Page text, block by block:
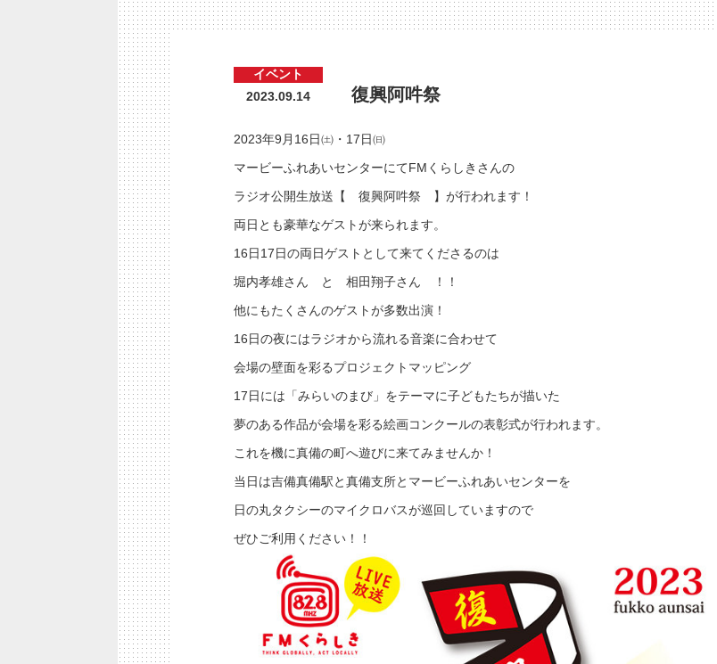
イベント
2023.09.14
復興阿吽祭
2023年9月16日㈯・17日㈰
マービーふれあいセンターにてFMくらしきさんの
ラジオ公開生放送【 復興阿吽祭 】が行われます！
両日とも豪華なゲストが来られます。
16日17日の両日ゲストとして来てくださるのは
堀内孝雄さん と 相田翔子さん ！！
他にもたくさんのゲストが多数出演！
16日の夜にはラジオから流れる音楽に合わせて
会場の壁面を彩るプロジェクトマッピング
17日には「みらいのまび」をテーマに子どもたちが描いた
夢のある作品が会場を彩る絵画コンクールの表彰式が行われます。
これを機に真備の町へ遊びに来てみませんか！
当日は吉備真備駅と真備支所とマービーふれあいセンターを
日の丸タクシーのマイクロバスが巡回していますので
ぜひご利用ください！！